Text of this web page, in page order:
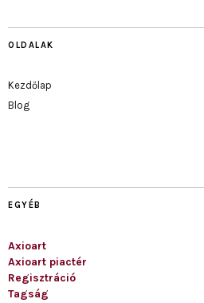
OLDALAK
Kezdőlap
Blog
EGYÉB
Axioart
Axioart piactér
Regisztráció
Tagság